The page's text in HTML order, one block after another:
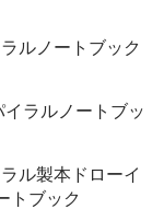
ルノートブック
イラルノートブッ
ル製本ドローイ
トブック